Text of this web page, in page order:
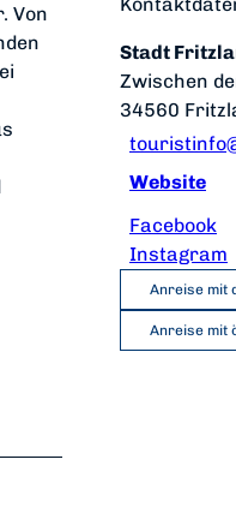
Von
Stadt
Zwischen
34560
Website
Facebook
Instagram
Anreise mit
Anreise mit